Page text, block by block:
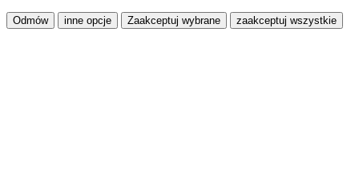
Odmów inne opcje Zaakceptuj wybrane zaakceptuj wszystkie